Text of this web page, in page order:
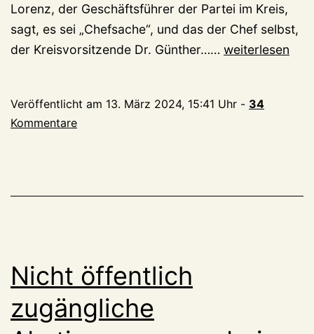
Lorenz, der Geschäftsführer der Partei im Kreis,
sagt, es sei „Chefsache“, und das der Chef selbst,
der Kreisvorsitzende Dr. Günther…… „Schlimm!“,
Buchführung
weiterlesen
Veröffentlicht am 13. März 2024, 15:41 Uhr - 34
Kommentare
Nicht öffentlich
zugängliche